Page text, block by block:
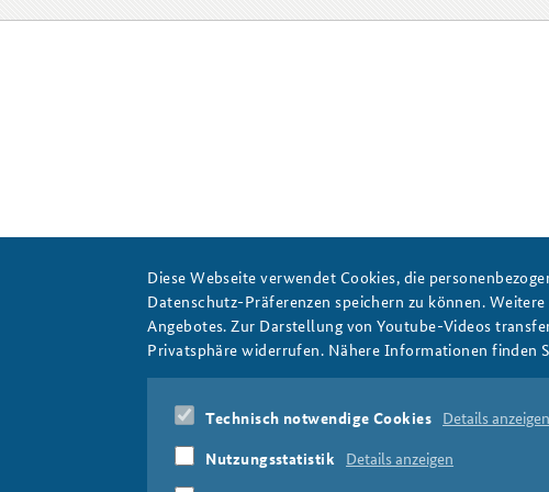
Diese Webseite verwendet Cookies, die
Datenschutz-Präferenzen speichern zu können.
Angebotes. Zur Darstellung von Youtube-Videos
Privatsphäre widerrufen. Nähere Informationen finden
Technisch notwendige Cookies Details anzeigen
Nutzungsstatistik Details anzeigen